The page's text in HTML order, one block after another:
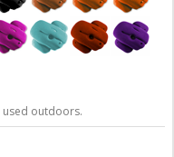
outdoors.